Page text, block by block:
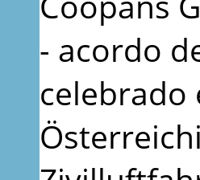
- acordo